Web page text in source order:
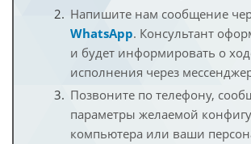
Напишите нам сообщение
WhatsApp. Консультант
и будет информировать о
исполнения через
Позвоните по телефону,
параметры желаемой
компьютера или ваши